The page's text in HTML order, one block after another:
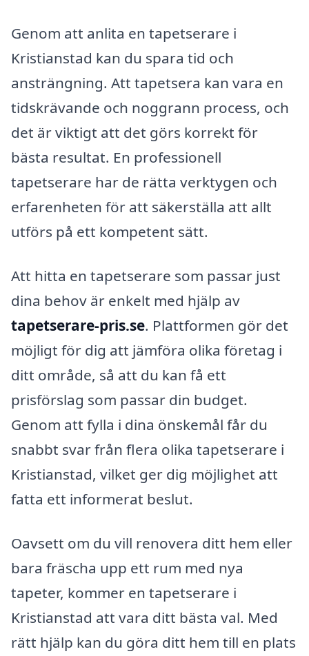
Genom att anlita en tapetserare i
Kristianstad kan du spara tid och
ansträngning. Att tapetsera kan vara en
tidskrävande och noggrann process, och
det är viktigt att det görs korrekt för
bästa resultat. En professionell
tapetserare har de rätta verktygen och
erfarenheten för att säkerställa att allt
utförs på ett kompetent sätt.
Att hitta en tapetserare som passar just
dina behov är enkelt med hjälp av
tapetserare-pris.se. Plattformen gör det
möjligt för dig att jämföra olika företag i
ditt område, så att du kan få ett
prisförslag som passar din budget.
Genom att fylla i dina önskemål får du
snabbt svar från flera olika tapetserare i
Kristianstad, vilket ger dig möjlighet att
fatta ett informerat beslut.
Oavsett om du vill renovera ditt hem eller
bara fräscha upp ett rum med nya
tapeter, kommer en tapetserare i
Kristianstad att vara ditt bästa val. Med
rätt hjälp kan du göra ditt hem till en plats